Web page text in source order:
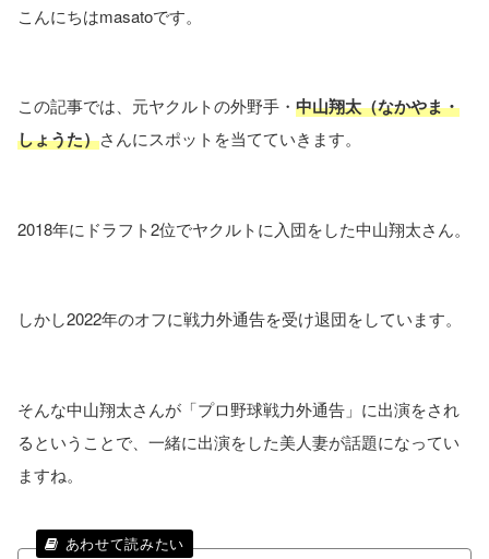
こんにちはmasatoです。
この記事では、元ヤクルトの外野手・ 中山翔太（なかやま・
しょうた）さんにスポットを当てていきます。
2018年にドラフト2位でヤクルトに入団をした中山翔太さん。
しかし2022年のオフに戦力外通告を受け退団をしています。
そんな中山翔太さんが「プロ野球戦力外通告」に出演をされ
るということで、一緒に出演をした美人妻が話題になってい
ますね。